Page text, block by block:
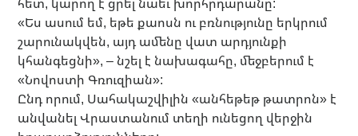
«Ես ասում եմ, եթե քաոսն ու բռնությունը երկրում
շարունակվեն, այդ ամենը վատ արդյունքի
կհանգեցնի», – նշել է նախագահը, մեջբերում է
«Նովոստի Գռուզիան»:
Ընդ որում, Սահակաշվիլին «անհեթեթ թատրոն» է
անվանել Վրաստանում տեղի ունեցող վերջին